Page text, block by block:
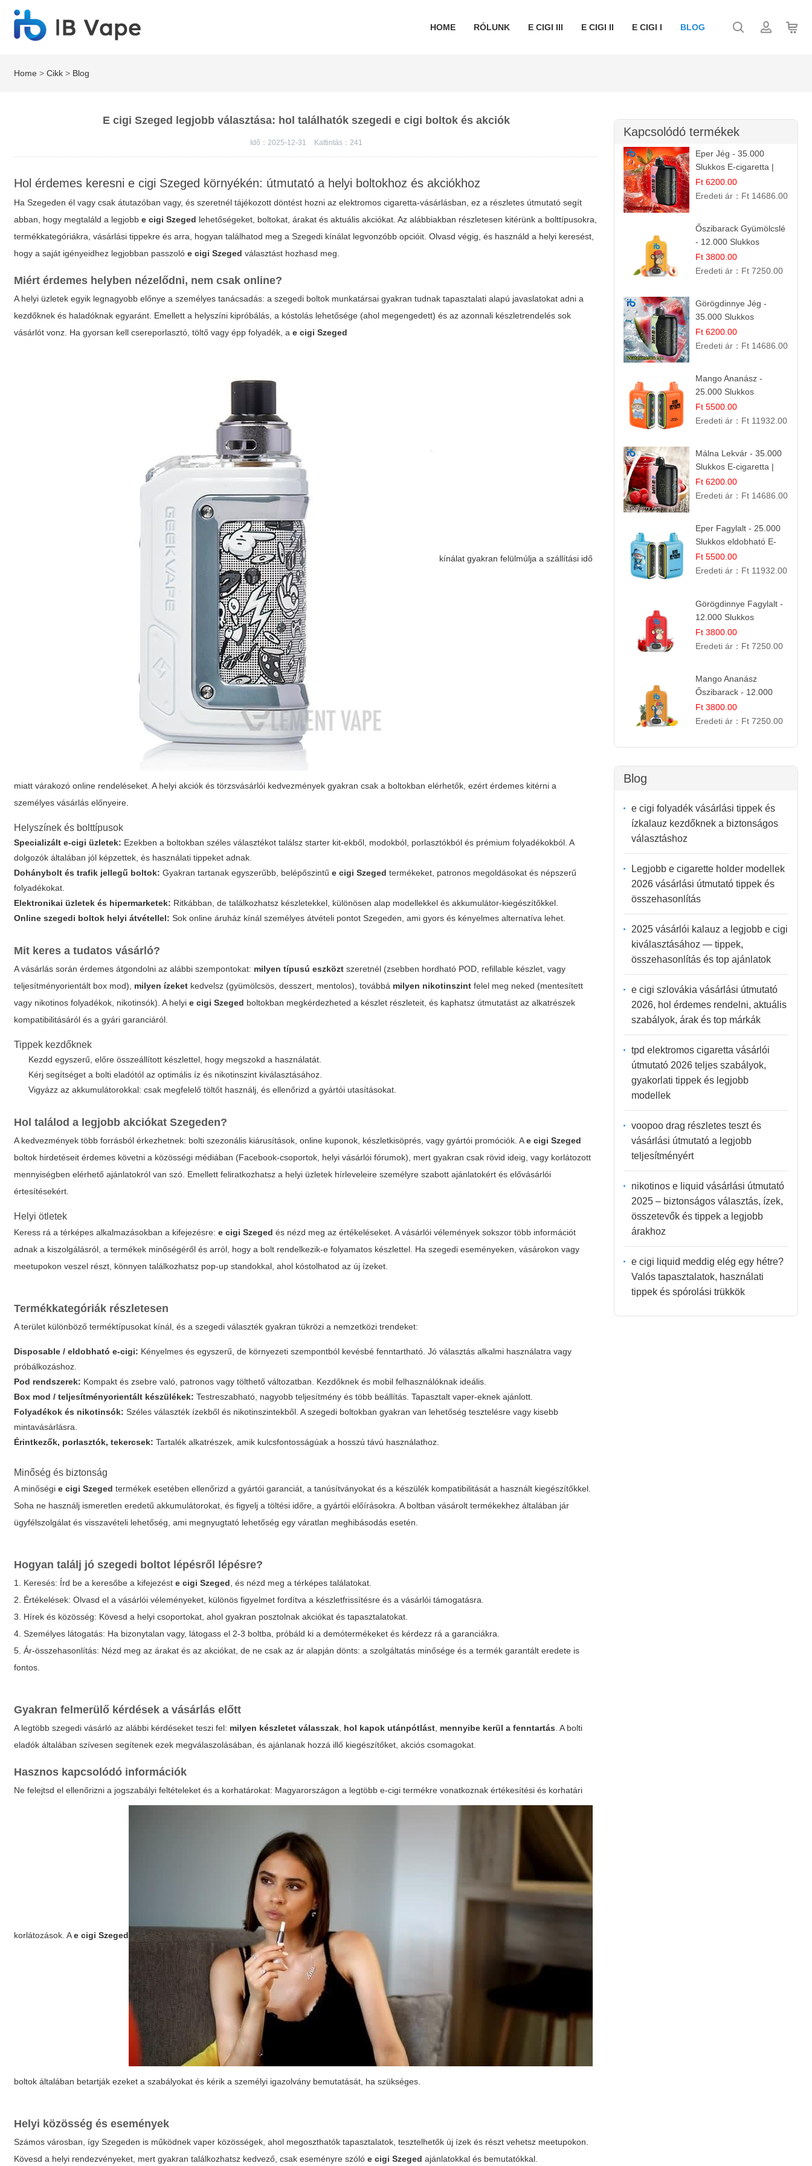
HOME RÓLUNK E CIGI III E CIGI II E CIGI I BLOG
Home >Cikk > Blog
E cigi Szeged legjobb választása: hol találhatók szegedi e cigi boltok és akciók
Idő：2025-12-31 Kattintás： 241
Hol érdemes keresni e cigi Szeged környékén: útmutató a helyi boltokhoz és akciókhoz
Ha Szegeden él vagy csak átutazóban vagy, és szeretnél tájékozott döntést hozni az elektromos cigaretta-vásárlásban, ez a részletes útmutató segít
abban, hogy megtaláld a legjobbe cigi Szeged lehetőségeket, boltokat, árakat és aktuális akciókat. Az alábbiakban részletesen kitérünk a bolttípusokra,
termékkategóriákra, vásárlási tippekre és arra, hogyan találhatod meg a Szegedi kínálat legvonzóbb opcióit. Olvasd végig, és használd a helyi keresést,
hogy a saját igényeidhez legjobban passzolóe cigi Szeged választást hozhasd meg.
Miért érdemes helyben nézelődni, nem csak online?
A helyi üzletek egyik legnagyobb előnye a személyes tanácsadás: a szegedi boltok munkatársai gyakran tudnak tapasztalati alapú javaslatokat adni a
kezdőknek és haladóknak egyaránt. Emellett a helyszíni kipróbálás, a kóstolás lehetősége (ahol megengedett) és az azonnali készletrendelés sok
vásárlót vonz. Ha gyorsan kell csereporlasztó, töltő vagy épp folyadék, ae cigi Szeged
kínálat gyakran felülmúlja a szállítási idő
miatt várakozó online rendeléseket. A helyi akciók és törzsvásárlói kedvezmények gyakran csak a boltokban elérhetők, ezért érdemes kitérni a
személyes vásárlás előnyeire.
Helyszínek és bolttípusok
Specializált e-cigi üzletek: Ezekben a boltokban széles választékot találsz starter kit-ekből, modokból, porlasztókból és prémium folyadékokból. A
dolgozók általában jól képzettek, és használati tippeket adnak.
Dohánybolt és trafik jellegű boltok: Gyakran tartanak egyszerűbb, belépőszintűe cigi Szeged termékeket, patronos megoldásokat és népszerű
folyadékokat.
Elektronikai üzletek és hipermarketek: Ritkábban, de találkozhatsz készletekkel, különösen alap modellekkel és akkumulátor-kiegészítőkkel.
Online szegedi boltok helyi átvétellel: Sok online áruház kínál személyes átvételi pontot Szegeden, ami gyors és kényelmes alternatíva lehet.
Mit keres a tudatos vásárló?
A vásárlás során érdemes átgondolni az alábbi szempontokat: milyen típusú eszközt szeretnél (zsebben hordható POD, refillable készlet, vagy
teljesítményorientált box mod), milyen ízeket kedvelsz (gyümölcsös, desszert, mentolos), továbbá milyen nikotinszint felel meg neked (mentesített
vagy nikotinos folyadékok, nikotinsók). A helyie cigi Szeged boltokban megkérdezheted a készlet részleteit, és kaphatsz útmutatást az alkatrészek
kompatibilitásáról és a gyári garanciáról.
Tippek kezdőknek
Kezdd egyszerű, előre összeállított készlettel, hogy megszokd a használatát.
Kérj segítséget a bolti eladótól az optimális íz és nikotinszint kiválasztásához.
Vigyázz az akkumulátorokkal: csak megfelelő töltőt használj, és ellenőrizd a gyártói utasításokat.
Hol találod a legjobb akciókat Szegeden?
A kedvezmények több forrásból érkezhetnek: bolti szezonális kiárusítások, online kuponok, készletkisöprés, vagy gyártói promóciók. Ae cigi Szeged
boltok hirdetéseit érdemes követni a közösségi médiában (Facebook-csoportok, helyi vásárlói fórumok), mert gyakran csak rövid ideig, vagy korlátozott
mennyiségben elérhető ajánlatokról van szó. Emellett feliratkozhatsz a helyi üzletek hírleveleire személyre szabott ajánlatokért és elővásárlói
értesítésekért.
Helyi ötletek
Keress rá a térképes alkalmazásokban a kifejezésre:e cigi Szeged és nézd meg az értékeléseket. A vásárlói vélemények sokszor több információt
adnak a kiszolgálásról, a termékek minőségéről és arról, hogy a bolt rendelkezik-e folyamatos készlettel. Ha szegedi eseményeken, vásárokon vagy
meetupokon veszel részt, könnyen találkozhatsz pop-up standokkal, ahol kóstolhatod az új ízeket.
Termékkategóriák részletesen
A terület különböző terméktípusokat kínál, és a szegedi választék gyakran tükrözi a nemzetközi trendeket:
Disposable / eldobható e-cigi: Kényelmes és egyszerű, de környezeti szempontból kevésbé fenntartható. Jó választás alkalmi használatra vagy
próbálkozáshoz.
Pod rendszerek: Kompakt és zsebre való, patronos vagy tölthető változatban. Kezdőknek és mobil felhasználóknak ideális.
Box mod / teljesítményorientált készülékek: Testreszabható, nagyobb teljesítmény és több beállítás. Tapasztalt vaper-eknek ajánlott.
Folyadékok és nikotinsók: Széles választék ízekből és nikotinszintekből. A szegedi boltokban gyakran van lehetőség tesztelésre vagy kisebb
mintavásárlásra.
Érintkezők, porlasztók, tekercsek: Tartalék alkatrészek, amik kulcsfontosságúak a hosszú távú használathoz.
Minőség és biztonság
A minőségie cigi Szeged termékek esetében ellenőrizd a gyártói garanciát, a tanúsítványokat és a készülék kompatibilitását a használt kiegészítőkkel.
Soha ne használj ismeretlen eredetű akkumulátorokat, és figyelj a töltési időre, a gyártói előírásokra. A boltban vásárolt termékekhez általában jár
ügyfélszolgálat és visszavételi lehetőség, ami megnyugtató lehetőség egy váratlan meghibásodás esetén.
Hogyan találj jó szegedi boltot lépésről lépésre?
1. Keresés: Írd be a keresőbe a kifejezéste cigi Szeged , és nézd meg a térképes találatokat.
2. Értékelések: Olvasd el a vásárlói véleményeket, különös figyelmet fordítva a készletfrissítésre és a vásárlói támogatásra.
3. Hírek és közösség: Kövesd a helyi csoportokat, ahol gyakran posztolnak akciókat és tapasztalatokat.
4. Személyes látogatás: Ha bizonytalan vagy, látogass el 2-3 boltba, próbáld ki a demótermékeket és kérdezz rá a garanciákra.
5. Ár-összehasonlítás: Nézd meg az árakat és az akciókat, de ne csak az ár alapján dönts: a szolgáltatás minősége és a termék garantált eredete is
fontos.
Gyakran felmerülő kérdések a vásárlás előtt
A legtöbb szegedi vásárló az alábbi kérdéseket teszi fel: milyen készletet válasszak hol kapok utánpótlást mennyibe kerül a fenntartás . A bolti
eladók általában szívesen segítenek ezek megválaszolásában, és ajánlanak hozzá illő kiegészítőket, akciós csomagokat.
Hasznos kapcsolódó információk
Ne felejtsd el ellenőrizni a jogszabályi feltételeket és a korhatárokat: Magyarországon a legtöbb e-cigi termékre vonatkoznak értékesítési és korhatári
korlátozások. Ae cigi Szeged
boltok általában betartják ezeket a szabályokat és kérik a személyi igazolvány bemutatását, ha szükséges.
Helyi közösség és események
Számos városban, így Szegeden is működnek vaper közösségek, ahol megoszthatók tapasztalatok, tesztelhetők új ízek és részt vehetsz meetupokon.
Kövesd a helyi rendezvényeket, mert gyakran találkozhatsz kedvező, csak eseményre szólóe cigi Szeged ajánlatokkal és bemutatókkal.
Kapcsolódó termékek
Eper Jég - 35.000
Slukkos E-cigaretta |
IBVape Bar
Ft 6200.00
Eredeti ár： Ft 14686.00
Őszibarack Gyümölcslé
- 12.000 Slukkos
eldobható e-Cigaretta |
Friss Gyümölcs Íz
Ft 3800.00
Eredeti ár： Ft 7250.00
Görögdinnye Jég -
35.000 Slukkos
eldobható vape |
IBVape Bar Frissítő
Ft 6200.00
Eredeti ár： Ft 14686.00
Mango Ananász -
25.000 Slukkos
eldobható E-cigaretta |
Trópusi Ízélmény
Ft 5500.00
Eredeti ár： Ft 11932.00
Málna Lekvár - 35.000
Slukkos E-cigaretta |
IBVape Bar Édes
Gyümölcs Íz
Ft 6200.00
Eredeti ár： Ft 14686.00
Eper Fagylalt - 25.000
Slukkos eldobható E-
cigaretta | Édes
Desszert Íz
Ft 5500.00
Eredeti ár： Ft 11932.00
Görögdinnye Fagylalt -
12.000 Slukkos
eldobható e-Cigaretta
Ft 3800.00
Eredeti ár： Ft 7250.00
Mango Ananász
Őszibarack - 12.000
Slukkos eldobható e-
Cigaretta
Ft 3800.00
Eredeti ár： Ft 7250.00
Blog
e cigi folyadék vásárlási tippek és
ízkalauz kezdőknek a biztonságos
választáshoz
Legjobb e cigarette holder modellek
2026 vásárlási útmutató tippek és
összehasonlítás
2025 vásárlói kalauz a legjobb e cigi
kiválasztásához — tippek,
összehasonlítás és top ajánlatok
e cigi szlovákia vásárlási útmutató
2026, hol érdemes rendelni, aktuális
szabályok, árak és top márkák
tpd elektromos cigaretta vásárlói
útmutató 2026 teljes szabályok,
gyakorlati tippek és legjobb
modellek
voopoo drag részletes teszt és
vásárlási útmutató a legjobb
teljesítményért
nikotinos e liquid vásárlási útmutató
2025 – biztonságos választás, ízek,
összetevők és tippek a legjobb
árakhoz
e cigi liquid meddig elég egy hétre?
Valós tapasztalatok, használati
tippek és spórolási trükkök